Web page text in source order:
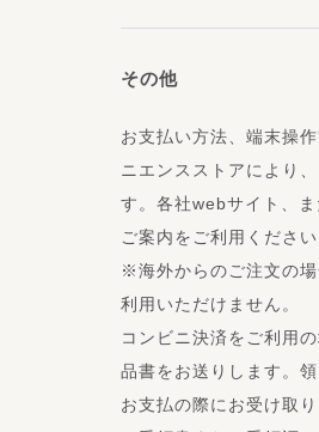
その他
お支払い方法、端末操
ニエンスストアにより
す。各社webサイト、
ご案内をご利用ください
※海外からのご注文の
利用いただけません。
コンビニ決済をご利用
品書をお送りします。
お支払の際にお受け取